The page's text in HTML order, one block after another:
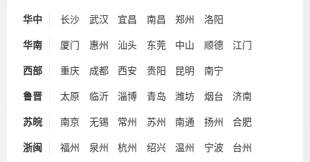
华中 长沙 武汉 宜昌 南昌 郑州 洛阳
华南 厦门 惠州 汕头 东莞 中山 顺德 江门
西部 重庆 成都 西安 贵阳 昆明 南宁
鲁晋 太原 临沂 淄博 青岛 潍坊 烟台 济南
苏皖 南京 无锡 常州 苏州 南通 扬州 合肥
浙闽 福州 泉州 杭州 绍兴 温州 宁波 台州